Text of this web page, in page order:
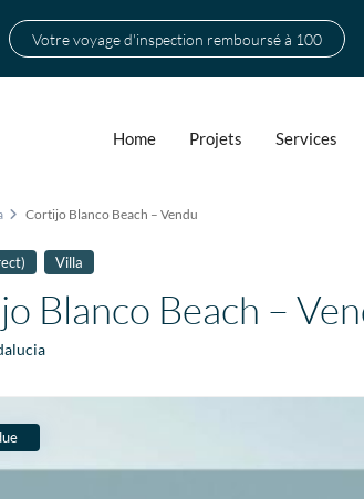
Votre voyage d'inspection remboursé à 100
Home Projets Services
Cortijo Blanco Beach – Vendu
Villa
Blanco Beach –